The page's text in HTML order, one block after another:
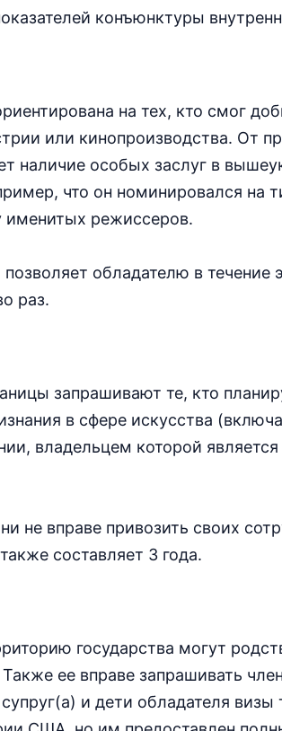
конъюнктуры
на тех, кто смог
или кинопроизводства. От
наличие особых заслуг в
что он номинировался на
именитых режиссеров.
обладателю в течение
раз.
запрашивают те, кто
в сфере искусства
владельцем которой
не вправе привозить своих
составляет 3 года.
государства могут
ее вправе запрашивать
и дети обладателя визы